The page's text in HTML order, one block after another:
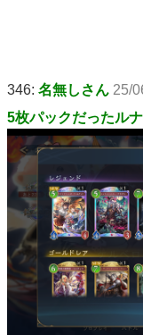
346: 名無しさん 25/
5枚パックだったルナ